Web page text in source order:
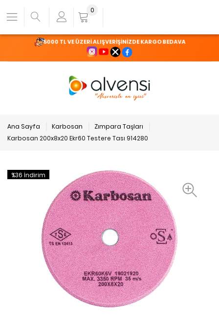
5000 TL VE ÜZERİ ALIŞVERİŞİNİZDE KARGO BEDAVA
0
Ana Sayfa Karbosan
Zımpara Taşları
Karbosan 200x8x20 Ekr60 Testere Tası 914280
%36 İndirim